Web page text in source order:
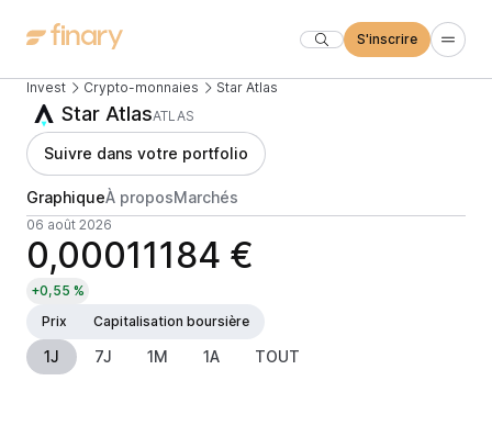
S'inscrire
Invest Crypto-monnaies Star Atlas
Star AtlasATLAS
Suivre dans votre portfolio
GraphiqueÀ proposMarchés
06 août 2026
0,00011184 €
+0,55 %
Prix
Capitalisation boursière
1J 7J 1M 1A TOUT